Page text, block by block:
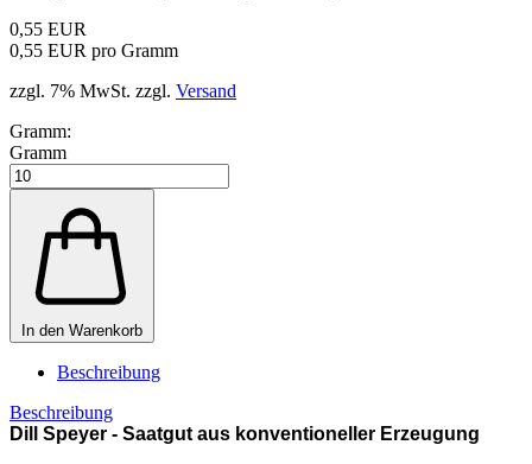
0,55 EUR
0,55 EUR pro Gramm
zzgl. 7% MwSt. zzgl. Versand
Gramm:
Gramm
In den Warenkorb
Beschreibung
Beschreibung
Dill Speyer - Saatgut aus konventioneller Erzeugung